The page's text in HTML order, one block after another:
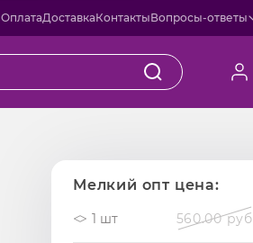
ОплатаДоставкаКонтактыВопросы-ответы
Мелкий опт цена:
1 шт 560.00 руб